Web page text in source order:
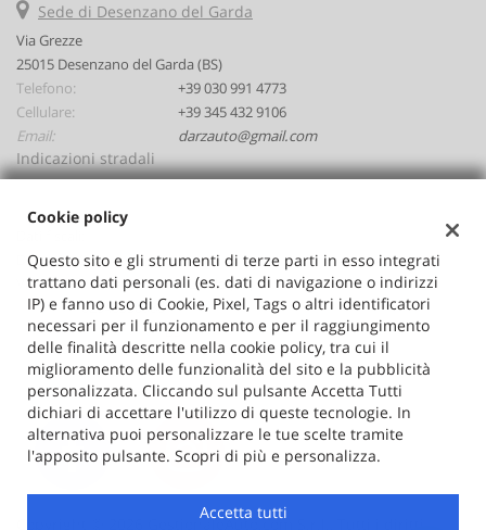
Sede di Desenzano del Garda
Via Grezze
25015 Desenzano del Garda (BS)
Telefono:
+39 030 991 4773
Cellulare:
+39 345 432 9106
Email:
darzauto@gmail.com
Indicazioni stradali
Darzauto Srl
Via Grezze, Desenzano del Garda (BS)
C.F/P.IVA:02646530986
Registro delle imprese:BS
Copyright © 2026 GestionaleAuto.com S.r.l., Tutti i diritti
Cookie policy
Questo sito e gli strumenti di terze parti in esso integrati
trattano dati personali (es. dati di navigazione o indirizzi
IP) e fanno uso di Cookie, Pixel, Tags o altri identificatori
necessari per il funzionamento e per il raggiungimento
delle finalità descritte nella cookie policy, tra cui il
miglioramento delle funzionalità del sito e la pubblicità
personalizzata. Cliccando sul pulsante Accetta Tutti
dichiari di accettare l'utilizzo di queste tecnologie. In
alternativa puoi personalizzare le tue scelte tramite
l'apposito pulsante. Scopri di più e personalizza.
Accetta tutti